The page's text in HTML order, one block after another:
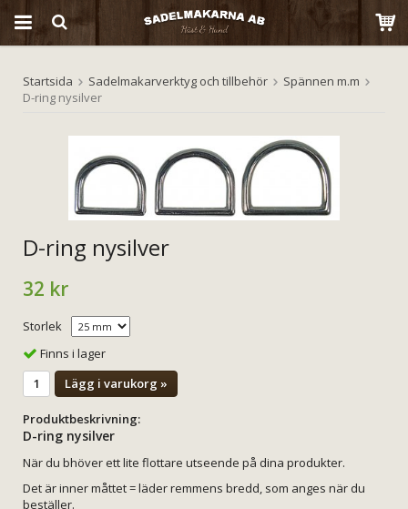
Produkten har blivit tillagd i varukorgen
Startsida Sadelmakarverktyg och tillbehör
Spännen m.m
D-ring nysilver
D-ring nysilver
32 kr
Storlek
Finns i lager
Lägg i varukorg »
Produktbeskrivning:
D-ring nysilver
När du bhöver ett lite flottare utseende på dina produkter.
Det är inner måttet = läder remmens bredd, som anges när du
beställer.